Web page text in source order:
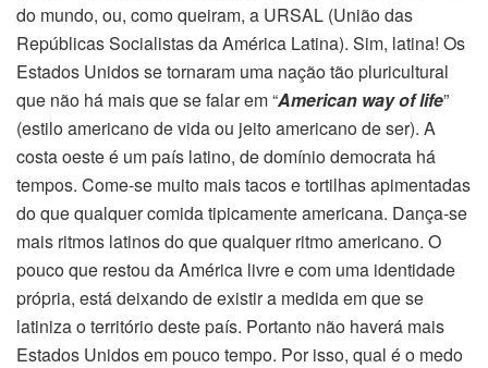
do mundo, ou, como queiram, a URSAL (União das
Repúblicas Socialistas da América Latina). Sim, latina! Os
Estados Unidos se tornaram uma nação tão pluricultural
que não há mais que se falar em “American way of life”
(estilo americano de vida ou jeito americano de ser). A
costa oeste é um país latino, de domínio democrata há
tempos. Come-se muito mais tacos e tortilhas apimentadas
do que qualquer comida tipicamente americana. Dança-se
mais ritmos latinos do que qualquer ritmo americano. O
pouco que restou da América livre e com uma identidade
própria, está deixando de existir a medida em que se
latiniza o território deste país. Portanto não haverá mais
Estados Unidos em pouco tempo. Por isso, qual é o medo